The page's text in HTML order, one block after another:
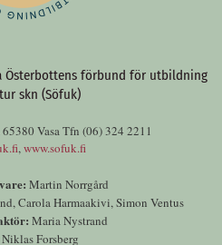
Österbottens förbund för utbildning
skn (Söfuk)
Vasa Tfn (06) 324 2211
,www.sofuk.fi
Martin Norrgård
Carola Harmaakivi, Simon Ventus
Maria Nystrand
Niklas Forsberg